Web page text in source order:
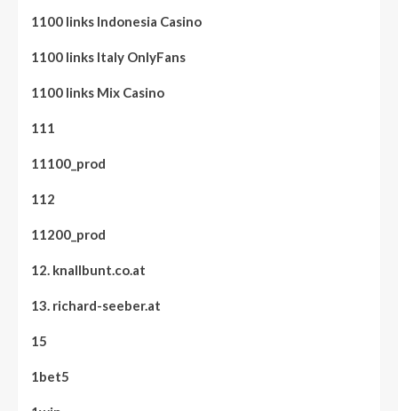
1100 links Indonesia Casino
1100 links Italy OnlyFans
1100 links Mix Casino
111
11100_prod
112
11200_prod
12. knallbunt.co.at
13. richard-seeber.at
15
1bet5